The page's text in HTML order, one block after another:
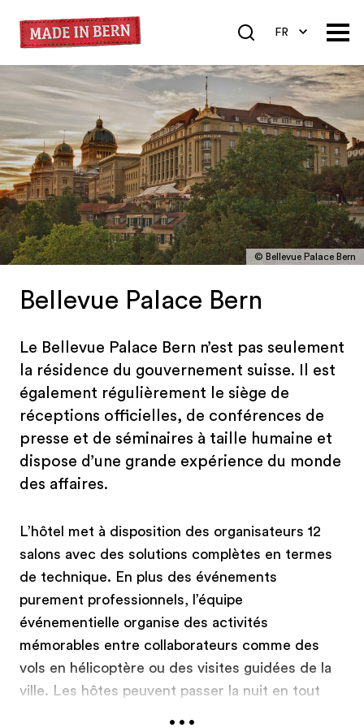
FR
EN
© Bellevue Palace Bern
Bellevue Palace Bern
Le Bellevue Palace Bern n’est pas seulement
la résidence du gouvernement suisse. Il est
également régulièrement le siège de
réceptions officielles, de conférences de
presse et de séminaires à taille humaine et
dispose d’une grande expérience du monde
des affaires.
L’hôtel met à disposition des organisateurs 12
salons avec des solutions complètes en termes
de technique. En plus des événements
purement professionnels, l’équipe
événementielle organise des activités
mémorables entre collaborateurs comme des
vols en hélicoptère ou des visites guidées de la
ville. Les hôtes peuvent passer la nuit en tout
...